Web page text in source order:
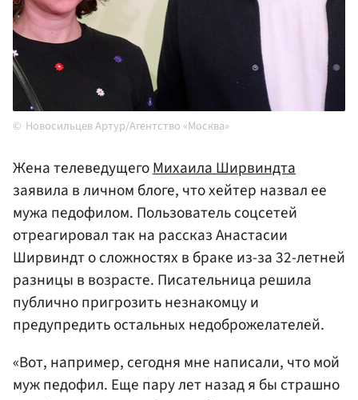
Новосильцев Артур/Агентство «Москва»
Жена телеведущегоМихаила Ширвиндта
заявила в личном блоге, что хейтер назвал ее
мужа педофилом. Пользователь соцсетей
отреагировал так на рассказ Анастасии
Ширвиндт о сложностях в браке из-за 32-летней
разницы в возрасте. Писательница решила
публично пригрозить незнакомцу и
предупредить остальных недоброжелателей.
«Вот, например, сегодня мне написали, что мой
муж педофил. Еще пару лет назад я бы страшно